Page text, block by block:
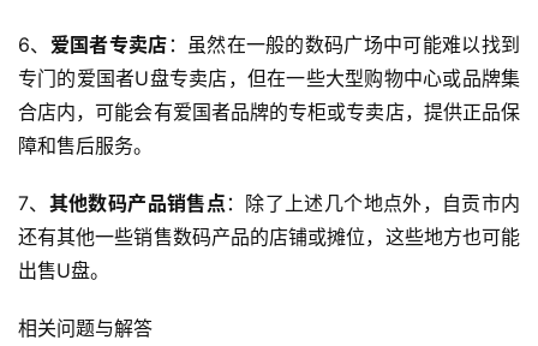
6、 爱国者专卖店 ：虽然在一般的数码广场中可能难以找到
专门的爱国者U盘专卖店，但在一些大型购物中心或品牌集
合店内，可能会有爱国者品牌的专柜或专卖店，提供正品保
障和售后服务。
7、 其他数码产品销售点 ：除了上述几个地点外，自贡市内
还有其他一些销售数码产品的店铺或摊位，这些地方也可能
出售U盘。
相关问题与解答